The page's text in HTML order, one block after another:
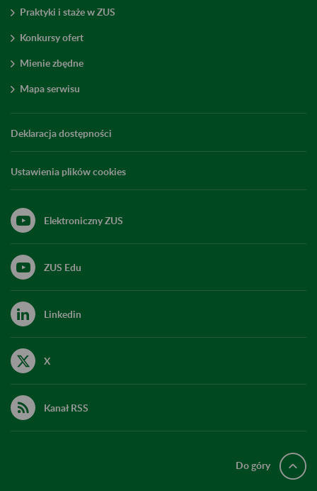
Praktyki i staże w ZUS
Konkursy ofert
Mienie zbędne
Mapa serwisu
Deklaracja dostępności
Ustawienia plików cookies
Elektroniczny ZUS
ZUS Edu
Linkedin
X
Kanał RSS
Do góry